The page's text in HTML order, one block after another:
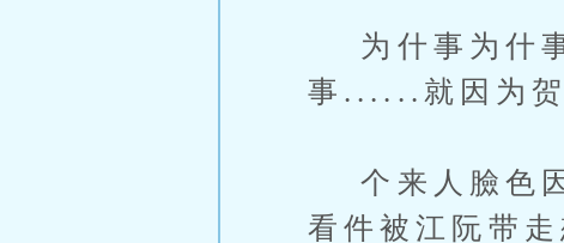
为什事为什事
事......就因为
个来人臉色因
看件被江阮带